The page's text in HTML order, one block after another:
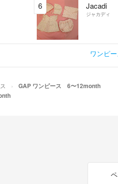
6 Jacadi
ジャカディ
ワンピ
GAP ワンピース 6〜12month